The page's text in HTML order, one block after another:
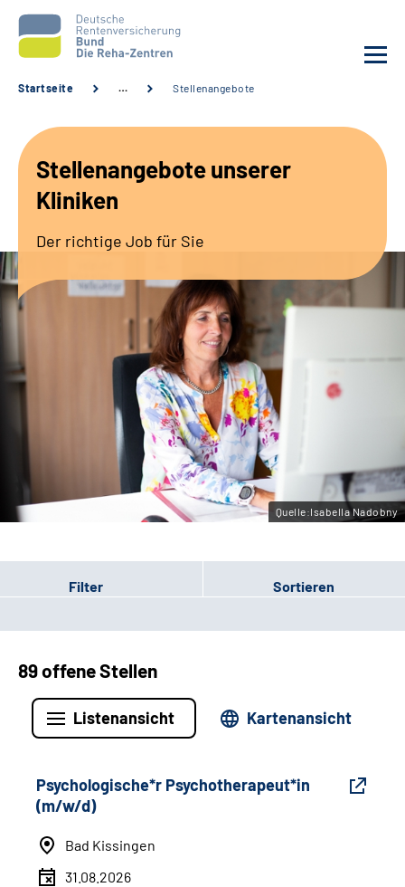
Unsere Kliniken
Sozialdienste & Zuweisende
Erweiterte Suche
Gebärdensprache
Leichte Sprache
Startseite … Stellenangebote
Stellenangebote unserer
Kliniken
Der richtige Job für Sie
Quelle:Isabella Nadobny
Filter Sortieren
89 offene Stellen
Listenansicht Kartenansicht
Psychologische*r Psychotherapeut*in
(m/w/d)
Bad Kissingen
31.08.2026